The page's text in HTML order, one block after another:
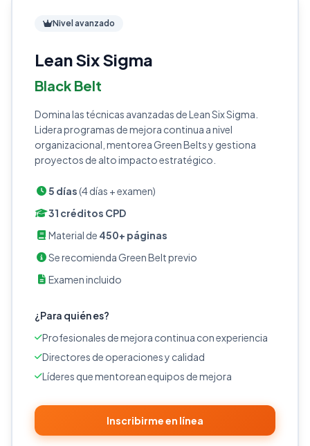
Nivel avanzado
Lean Six Sigma
Black Belt
Domina las técnicas avanzadas de Lean Six Sigma.
Lidera programas de mejora continua a nivel
organizacional, mentorea Green Belts y gestiona
proyectos de alto impacto estratégico.
5 días(4 días + examen)
31 créditos CPD
Material de 450+ páginas
Se recomienda Green Belt previo
Examen incluido
¿Para quién es?
Profesionales de mejora continua con experiencia
Directores de operaciones y calidad
Líderes que mentorean equipos de mejora
Inscribirme en línea